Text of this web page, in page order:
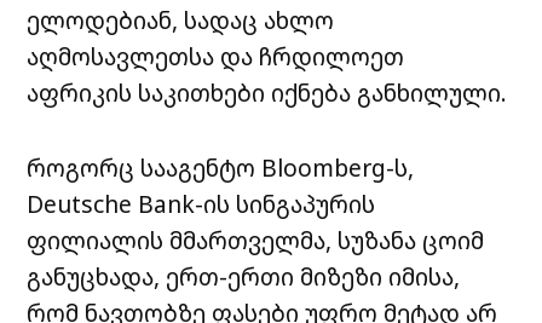
ელოდებიან, სადაც ახლო
აღმოსავლეთსა და ჩრდილოეთ
აფრიკის საკითხები იქნება განხილული.
როგორც სააგენტო Bloomberg-ს,
Deutsche Bank-ის სინგაპურის
ფილიალის მმართველმა, სუზანა ცოიმ
განუცხადა, ერთ-ერთი მიზეზი იმისა,
რომ ნავთობზე ფასები უფრო მეტად არ